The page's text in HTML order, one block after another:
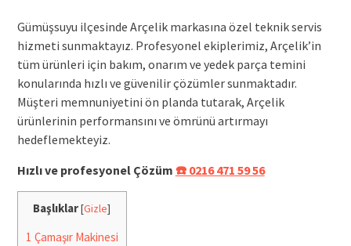
Gümüşsuyu ilçesinde Arçelik markasına özel teknik servis
hizmeti sunmaktayız. Profesyonel ekiplerimiz, Arçelik’in
tüm ürünleri için bakım, onarım ve yedek parça temini
konularında hızlı ve güvenilir çözümler sunmaktadır.
Müşteri memnuniyetini ön planda tutarak, Arçelik
ürünlerinin performansını ve ömrünü artırmayı
hedeflemekteyiz.
Hızlı ve profesyonel Çözüm ☎️ 0216 471 59 56
Başlıklar[Gizle]
1 Çamaşır Makinesi